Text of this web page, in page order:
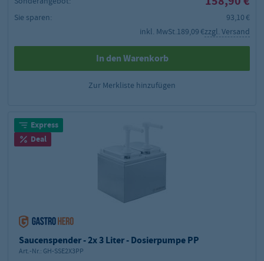
Sie sparen:
93,10 €
inkl. MwSt.189,09 €zzgl. Versand
In den Warenkorb
Zur Merkliste hinzufügen
Express
Deal
Saucenspender - 2x 3 Liter - Dosierpumpe PP
Art.-Nr.: GH-SSE2X3PP